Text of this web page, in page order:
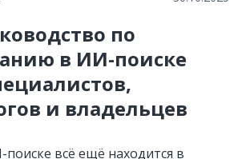
по
в ИИ-поиске
и владельцев
всё ещё находится в